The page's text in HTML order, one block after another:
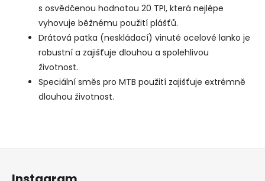
s osvědčenou hodnotou 20 TPI, která nejlépe
vyhovuje běžnému použití plášťů.
Drátová patka (neskládací) vinuté ocelové lanko je
robustní a zajišťuje dlouhou a spolehlivou
životnost.
Speciální směs pro MTB použití zajišťuje extrémně
dlouhou životnost.
Z